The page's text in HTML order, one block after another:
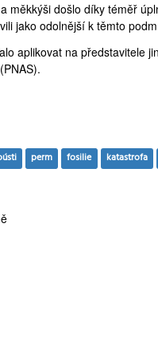
měkkýši došlo díky téměř
jako odolnější k těmto
aplikovat na představitele
perm fosilie katastrofa